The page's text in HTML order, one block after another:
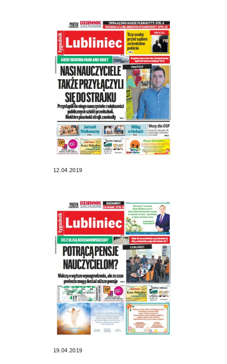
12.04.2019
19.04.2019